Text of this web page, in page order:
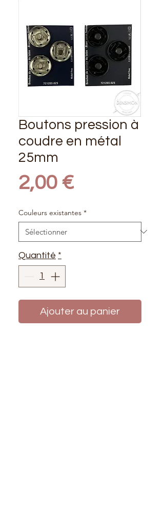
Boutons pression à
coudre en métal
25mm
2,00 €Prix
Couleurs existantes *
Quantité *
Ajouter au panier